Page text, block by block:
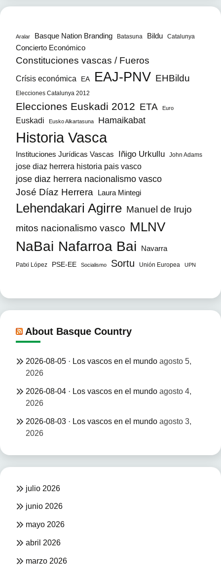
Aralar Basque Nation Branding Batasuna Bildu Catalunya
Concierto Económico
Constituciones vascas / Fueros
Crísis económica EA EAJ-PNV EHBildu
Elecciones Catalunya 2012
Elecciones Euskadi 2012 ETA Euro
Euskadi Eusko Alkartasuna Hamaikabat
Historia Vasca
Instituciones Jurídicas Vascas Iñigo Urkullu John Adams
jose diaz herrera historia pais vasco
jose diaz herrera nacionalismo vasco
José Díaz Herrera Laura Mintegi
Lehendakari Agirre Manuel de Irujo
mitos nacionalismo vasco MLNV
NaBai Nafarroa Bai Navarra
Patxi López PSE-EE Socialismo Sortu Unión Europea UPN
About Basque Country
2026-08-05 · Los vascos en el mundo agosto 5,
2026
2026-08-04 · Los vascos en el mundo agosto 4,
2026
2026-08-03 · Los vascos en el mundo agosto 3,
2026
julio 2026
junio 2026
mayo 2026
abril 2026
marzo 2026